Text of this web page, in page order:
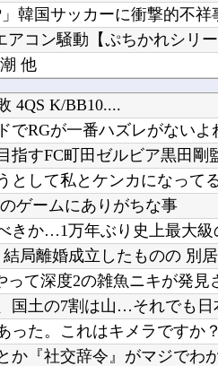
アコン騒動【ぷちかれシリー
他
す速報 終了のお知らせ
せ
4QS K/BB10....
でRGが一番ハズレがないよ
指すFC町田ゼルビア黒田剛
として私とケンカになって
ゲームにありがちな事
きか…1万年ぶり史上最大級
局離婚成立したものの 別
って深度2の雑魚ニキが発見
国土の7割は山…それでも日
った。これはキメラですか
か『社交辞令』がマジでわ